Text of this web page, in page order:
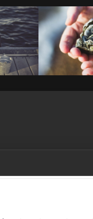
le
Notre cuisine
In The